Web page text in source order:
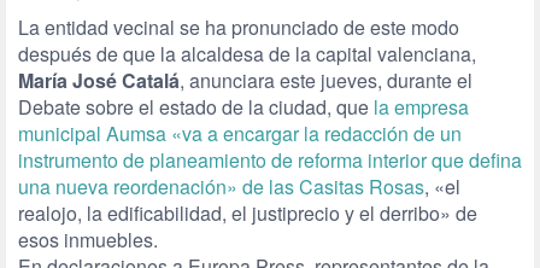
La entidad vecinal se ha pronunciado de este modo
después de que la alcaldesa de la capital valenciana,
María José Catalá, anunciara este jueves, durante el
Debate sobre el estado de la ciudad, que la empresa
municipal Aumsa «va a encargar la redacción de un
instrumento de planeamiento de reforma interior que defina
una nueva reordenación» de las Casitas Rosas, «el
realojo, la edificabilidad, el justiprecio y el derribo» de
esos inmuebles.